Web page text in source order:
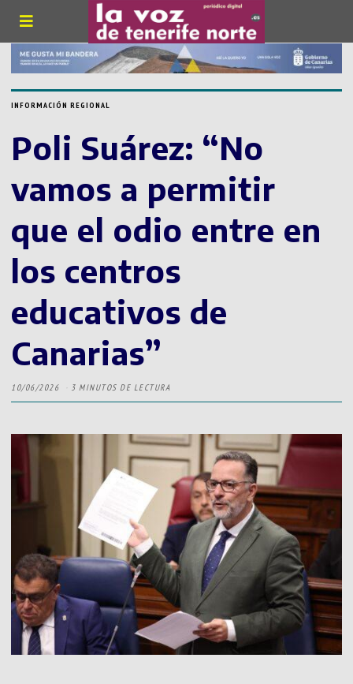
INFORMACIÓN REGIONAL
Poli Suárez: “No
vamos a permitir
que el odio entre en
los centros
educativos de
Canarias”
10/06/2026 3 MINUTOS DE LECTURA